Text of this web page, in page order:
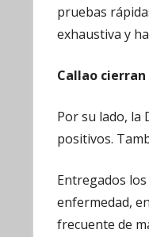
pruebas
exhaustiva y
Callao
Por su lado, la
positivos.
Entregados
enfermedad,
frecuente de